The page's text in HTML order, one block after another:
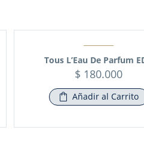
Tous L’Eau De Parfum
$ 180.000
Añadir al Carrito